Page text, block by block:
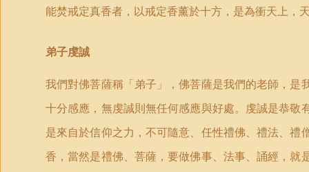
能焚戒定真香者，以戒定香薰於十方，是為衝天上，
弟子虔誠
我們對佛菩薩稱「弟子」，佛菩薩是我們的老師，
十分感應，無虔誠則無任何感應與好處。虔誠是恭
是來自於信仰之力，不可隨意、任性禮佛、禮法、
香，當然是禮佛、菩薩，要做佛事、法事、誦經，